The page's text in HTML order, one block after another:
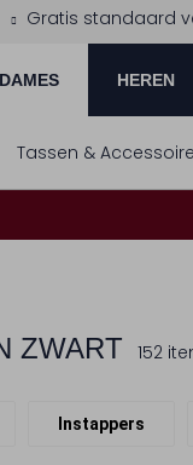
Gratis standaard
DAMES HEREN
Tassen &
ZWART 152
Instappers